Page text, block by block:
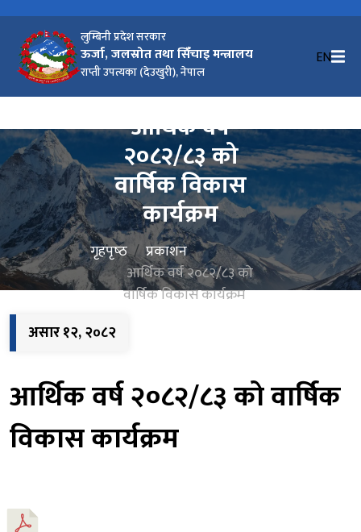
लुम्बिनी प्रदेश सरकार
ऊर्जा, जलस्रोत तथा सिंँचाइ मन्त्रालय
राप्ती उपत्यका (देउखुरी), नेपाल
EN
आर्थिक वर्ष
२०८२/८३ को
वार्षिक विकास
कार्यक्रम
गृहपृष्‍ठ
प्रकाशन
आर्थिक वर्ष २०८२/८३ को
वार्षिक विकास कार्यक्रम
असार १२, २०८२
आर्थिक वर्ष २०८२/८३ को वार्षिक
विकास कार्यक्रम